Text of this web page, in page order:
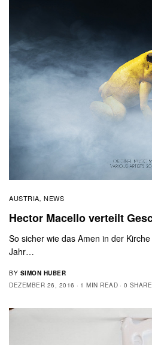
AUSTRIA, NEWS
Hector Macello verteilt
So sicher wie das Amen in der
Jahr…
BY SIMON HUBER
DEZEMBER 26, 2016
1 MIN READ 0